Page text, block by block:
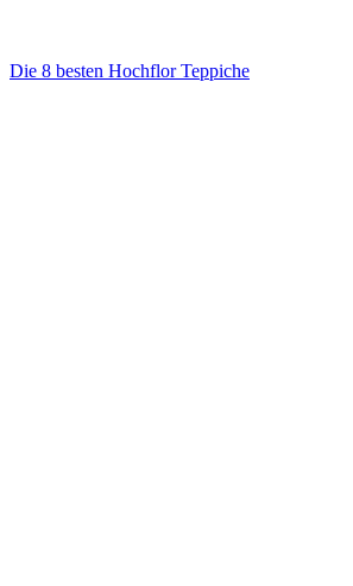
Die 8 besten Hochflor Teppiche